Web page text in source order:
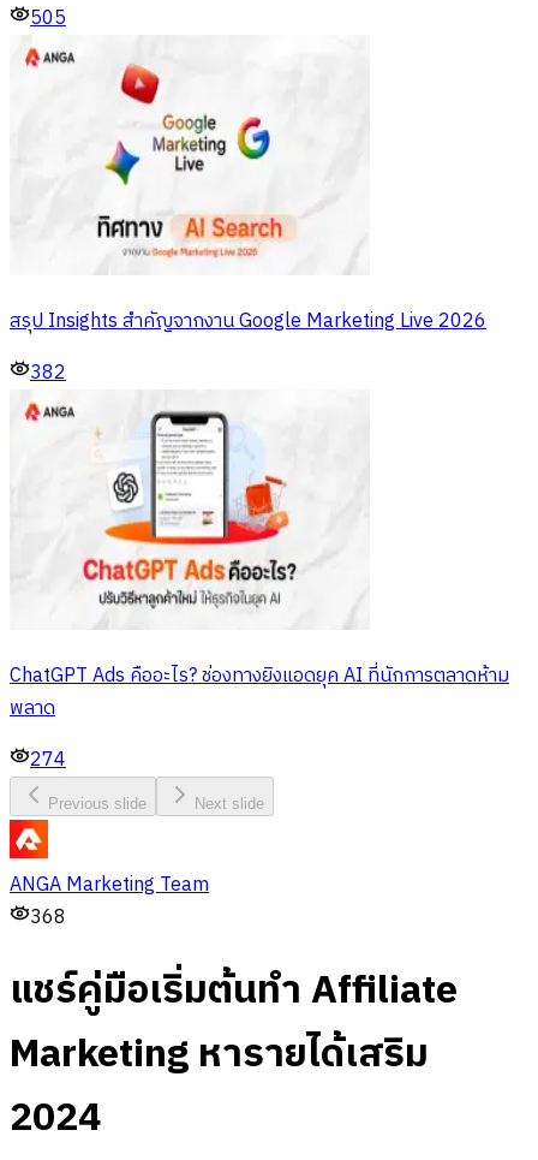
505
สรุป Insights สำคัญจากงาน Google Marketing Live 2026
382
ChatGPT Ads คืออะไร? ช่องทางยิงแอดยุค AI ที่นักการตลาดห้าม
พลาด
274
Previous slide Next slide
ANGA Marketing Team
368
แชร์คู่มือเริ่มต้นทำ Affiliate
Marketing หารายได้เสริม
2024